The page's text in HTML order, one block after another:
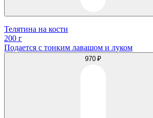
Телятина на кости
200 г
Подается с тонким лавашом и луком
970 ₽